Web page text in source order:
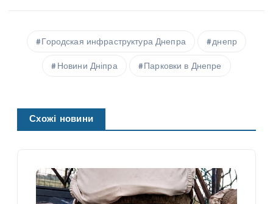
Городская инфраструктура Днепра днепр
Новини Дніпра Парковки в Днепре
Схожі новини